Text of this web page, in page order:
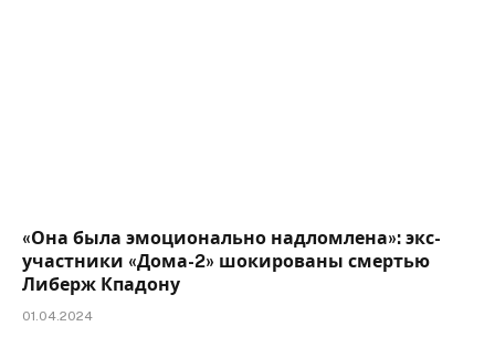
«Она была эмоционально надломлена»: экс-
участники «Дома-2» шокированы смертью
Либерж Кпадону
01.04.2024